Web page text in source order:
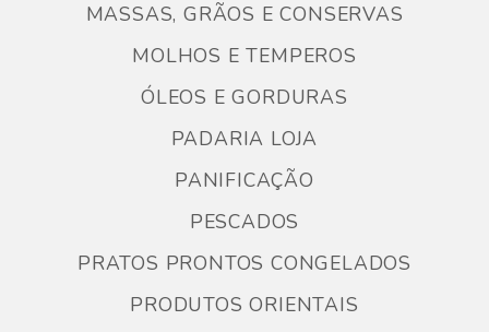
MASSAS, GRÃOS E CONSERVAS
MOLHOS E TEMPEROS
ÓLEOS E GORDURAS
PADARIA LOJA
PANIFICAÇÃO
PESCADOS
PRATOS PRONTOS CONGELADOS
PRODUTOS ORIENTAIS